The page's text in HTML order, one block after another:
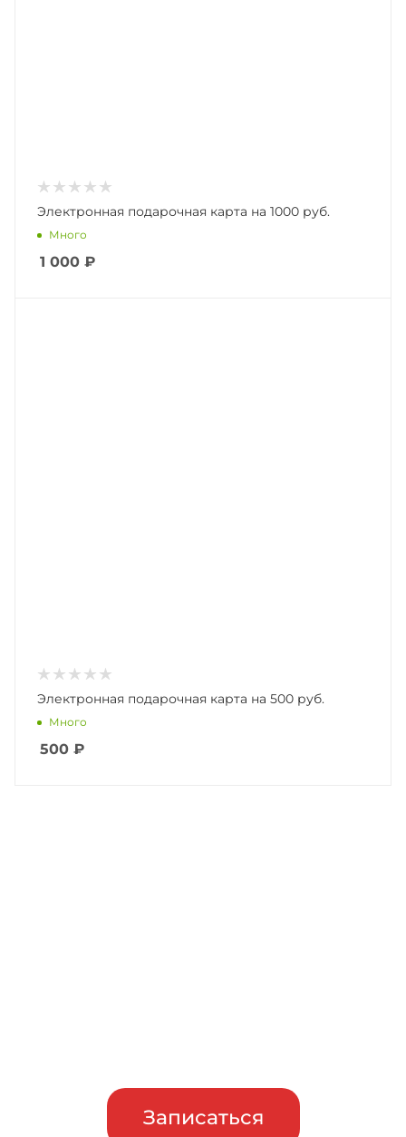
Электронная подарочная карта на 1000 руб.
Много
1 000 ₽
Электронная подарочная карта на 500 руб.
Много
500 ₽
Записаться